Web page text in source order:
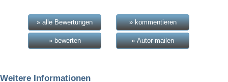
» alle Bewertungen » kommentieren
» bewerten » Autor mailen
Weitere Informationen